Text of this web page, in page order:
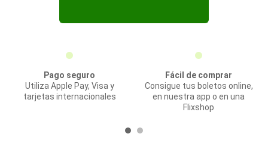
Pago seguro
Utiliza Apple Pay, Visa y
tarjetas internacionales
Fácil de comprar
Consigue tus boletos online,
en nuestra app o en una
Flixshop